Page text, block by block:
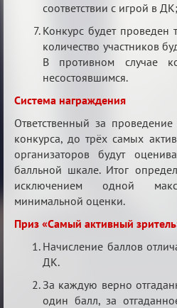
соответствии с игрой в ДК;
Конкурс будет проведен
количество участников
В противном случае
несостоявшимся.
Система награждения
Ответственный за проведение
конкурса, до трёх самых
организаторов будут
балльной шкале. Итог
исключением одной
минимальной оценки.
Приз «Самый активный
Начисление баллов
ДК.
За каждую верно
один балл, за